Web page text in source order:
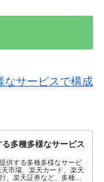
なサービスで構成
多種多様なサービス
供する多種多様なサービ
市場、楽天カード、楽天
、楽天証券など、多種多